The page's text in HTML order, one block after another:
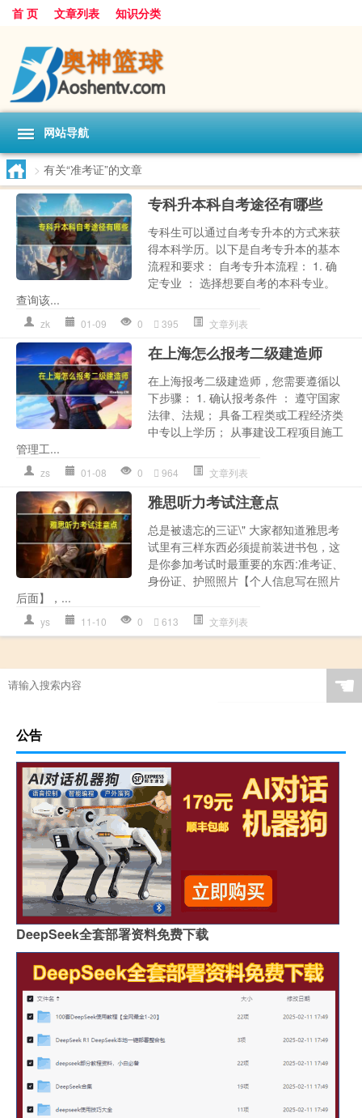
首 页 文章列表 知识分类
网站导航
> 有关“准考证”的文章
专科升本科自考途径有哪些
专科生可以通过自考专升本的方式来获
得本科学历。以下是自考专升本的基本
流程和要求： 自考专升本流程： 1. 确
定专业 ： 选择想要自考的本科专业。
查询该...
zk 01-09 0 395 文章列表
在上海怎么报考二级建造师
在上海报考二级建造师，您需要遵循以
下步骤： 1. 确认报考条件 ： 遵守国家
法律、法规； 具备工程类或工程经济类
中专以上学历； 从事建设工程项目施工
管理工...
zs 01-08 0 964 文章列表
雅思听力考试注意点
总是被遗忘的三证\" 大家都知道雅思考
试里有三样东西必须提前装进书包，这
是你参加考试时最重要的东西:准考证、
身份证、护照照片【个人信息写在照片
后面】，...
ys 11-10 0 613 文章列表
☚
公告
DeepSeek全套部署资料免费下载